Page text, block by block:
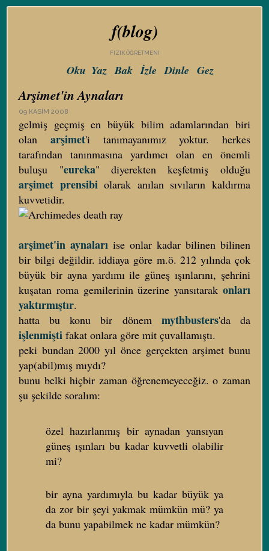
f(blog)
FIZIK ÖĞRETMENI
Oku Yaz Bak İzle Dinle Gez
Arşimet'in Aynaları
09 KASIM 2008
gelmiş geçmiş en büyük bilim adamlarından biri
olan arşimet'i tanımayanımız yoktur. herkes
tarafından tanınmasına yardımcı olan en önemli
buluşu "eureka" diyerekten keşfetmiş olduğu
arşimet prensibiolarak anılan sıvıların kaldırma
kuvvetidir.
arşimet'in aynaları ise onlar kadar bilinen bilinen
bir bilgi değildir. iddiaya göre m.ö. 212 yılında çok
büyük bir ayna yardımı ile güneş ışınlarını, şehrini
kuşatan roma gemilerinin üzerine yansıtarak onları
yaktırmıştır.
hatta bu konu bir dönem mythbusters'da da
işlenmişti fakat onlara göre mit çuvallamıştı.
peki bundan 2000 yıl önce gerçekten arşimet bunu
yap(abil)mış mıydı?
bunu belki hiçbir zaman öğrenemeyeceğiz. o zaman
şu şekilde soralım:
özel hazırlanmış bir aynadan yansıyan
güneş ışınları bu kadar kuvvetli olabilir
mi?
bir ayna yardımıyla bu kadar büyük ya
da zor bir şeyi yakmak mümkün mü? ya
da bunu yapabilmek ne kadar mümkün?